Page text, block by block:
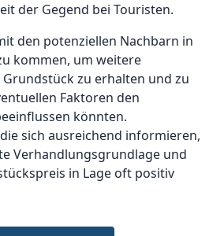
der Gegend bei Touristen.
den potenziellen Nachbarn in
kommen, um weitere
zu erhalten und zu
Faktoren den
könnten.
sich ausreichend informieren,
Verhandlungsgrundlage und
in Lage oft positiv